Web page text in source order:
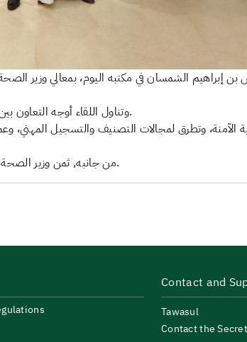
الشمسان في مكتبه اليوم، بمعالي وزير الصحة
وتناول اللقاء أوجه التعاون بين الجانبين في عدد من الموضوعات ذات الاهتمام المشترك.
وتطرق لمجالات التصنيف والتسجيل المهني،
من جانبه, ثمن وزير الصحة الموريتاني جهود الهيئة في خدمة القطاع الصحي بالمملكة.
Contact and
Tawasul
Contact the